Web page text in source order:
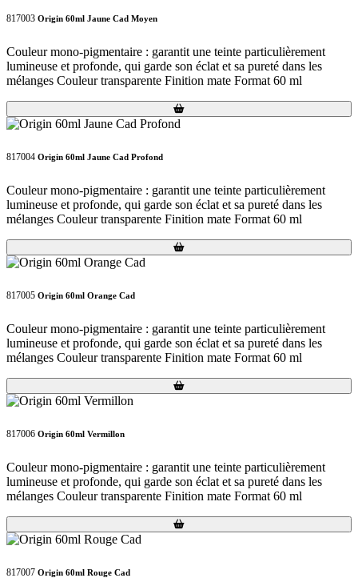
817003 Origin 60ml Jaune Cad Moyen
Couleur mono-pigmentaire : garantit une teinte particulièrement
lumineuse et profonde, qui garde son éclat et sa pureté dans les
mélanges Couleur transparente Finition mate Format 60 ml
Loading...
Loading...
817004 Origin 60ml Jaune Cad Profond
Couleur mono-pigmentaire : garantit une teinte particulièrement
lumineuse et profonde, qui garde son éclat et sa pureté dans les
mélanges Couleur transparente Finition mate Format 60 ml
Loading...
Loading...
817005 Origin 60ml Orange Cad
Couleur mono-pigmentaire : garantit une teinte particulièrement
lumineuse et profonde, qui garde son éclat et sa pureté dans les
mélanges Couleur transparente Finition mate Format 60 ml
Loading...
Loading...
817006 Origin 60ml Vermillon
Couleur mono-pigmentaire : garantit une teinte particulièrement
lumineuse et profonde, qui garde son éclat et sa pureté dans les
mélanges Couleur transparente Finition mate Format 60 ml
Loading...
Loading...
817007 Origin 60ml Rouge Cad